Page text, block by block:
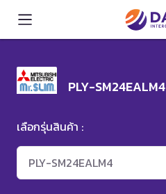
PLY-SM24EALM4
เลือกรุ่นสินค้า :
PLY-SM24EALM4